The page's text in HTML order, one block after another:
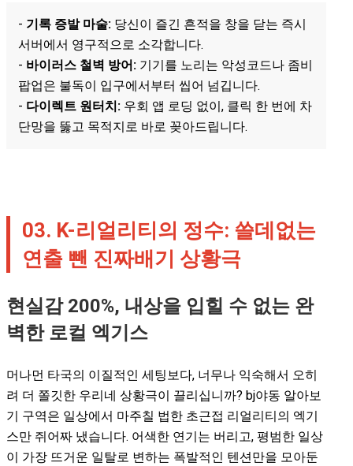
- 기록 증발 마술: 당신이 즐긴 흔적을 창을 닫는 즉시
서버에서 영구적으로 소각합니다.
- 바이러스 철벽 방어: 기기를 노리는 악성코드나 좀비
팝업은 불독이 입구에서부터 씹어 넘깁니다.
- 다이렉트 원터치: 우회 앱 로딩 없이, 클릭 한 번에 차
단망을 뚫고 목적지로 바로 꽂아드립니다.
03. K-리얼리티의 정수: 쓸데없는
연출 뺀 진짜배기 상황극
현실감 200%, 내상을 입힐 수 없는 완
벽한 로컬 엑기스
머나먼 타국의 이질적인 세팅보다, 너무나 익숙해서 오히
려 더 쫄깃한 우리네 상황극이 끌리십니까? bj야동 알아보
기 구역은 일상에서 마주칠 법한 초근접 리얼리티의 엑기
스만 쥐어짜 냈습니다. 어색한 연기는 버리고, 평범한 일상
이 가장 뜨거운 일탈로 변하는 폭발적인 텐션만을 모아둔